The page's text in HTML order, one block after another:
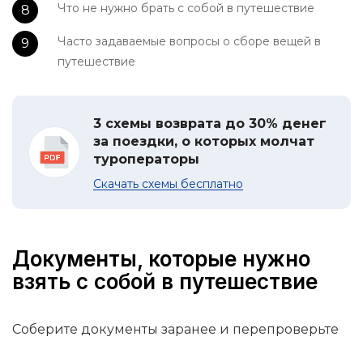
Что не нужно брать с собой в путешествие
Часто задаваемые вопросы о сборе вещей в
путешествие
3 схемы возврата до 30% денег
за поездки, о которых молчат
туроператоры
Скачать схемы бесплатно
Документы, которые нужно
взять с собой в путешествие
Соберите документы заранее и перепроверьте